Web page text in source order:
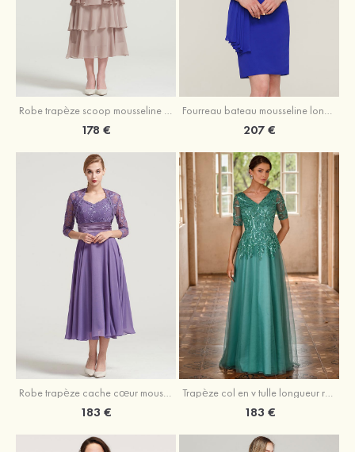
Robe trapèze scoop mousseline longueur mollet robe de mère de la mariée avec appliqué volants veste
178 €
Fourreau bateau mousseline longueur genou robe de mère de la mariée avec appliqué perle plissé veste
207 €
Robe trapèze cache cœur mousseline longueur mollet robe de mère de la mariée avec plissé veste
183 €
Trapèze col en v tulle longueur ras du sol robe de mère de la mariée avec perles paillettes
183 €